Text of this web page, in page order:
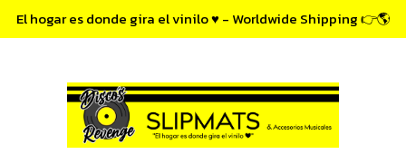
El hogar es donde gira el vinilo ♥ - Worldwide Shipping 👉🌎